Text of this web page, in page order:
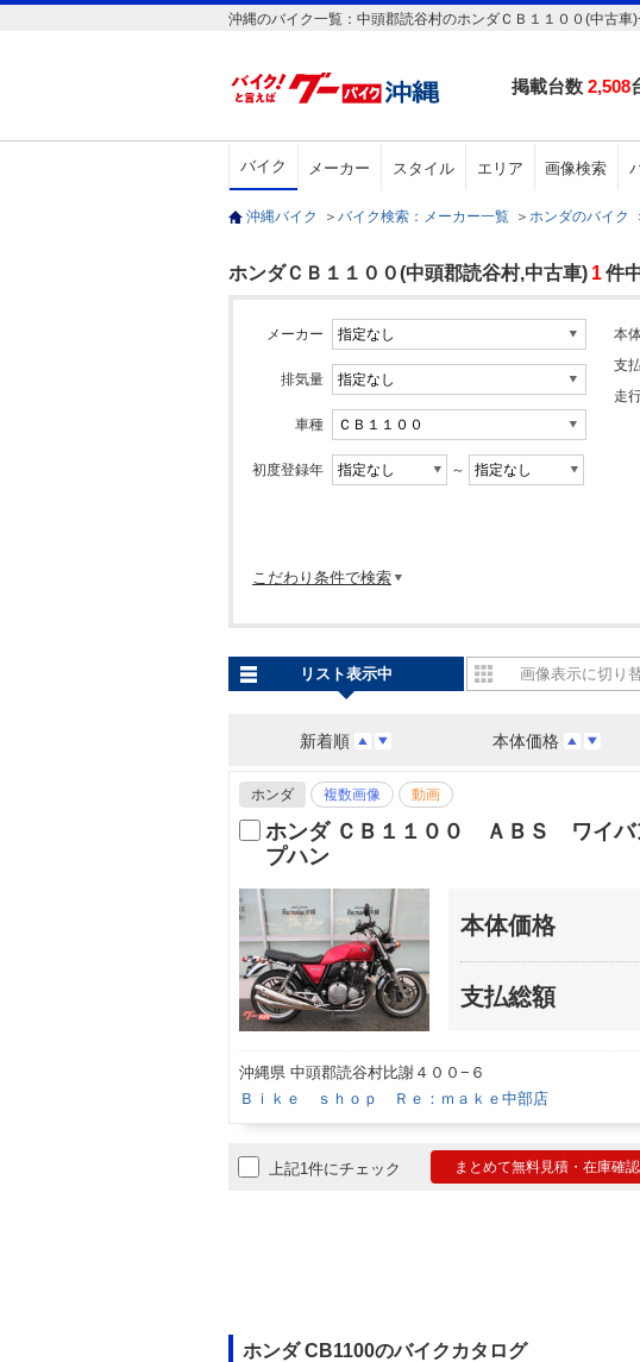
沖縄のバイク一覧：中頭郡読谷村のホンダＣＢ１１００(中古車
掲載台数 2,508
バイク メーカー スタイル エリア 画像検索
沖縄バイク ＞ バイク検索：メーカー一覧 ＞ ホンダのバイク
ホンダＣＢ１１００(中頭郡読谷村,中古車) 1件
メーカー
排気量
車種
初度登録年 ～
本
支
走
こだわり条件で検索
新着順 本体価格
リスト表示中 画像表示に切り
ホンダ 複数画像 動画
ホンダ ＣＢ１１００ ＡＢＳ ワイ
プハン
本体価格
支払総額
沖縄県 中頭郡読谷村比謝４００−６
Ｂｉｋｅ ｓｈｏｐ Ｒｅ：ｍａｋｅ中部店
上記1件にチェック まとめて無料見積・在庫確認
ホンダ CB1100のバイクカタログ